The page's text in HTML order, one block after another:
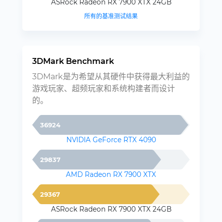
ASRock Radeon RX 7900 XTX 24GB
所有的基准测试结果
3DMark Benchmark
3DMark是为希望从其硬件中获得最大利益的
游戏玩家、超频玩家和系统构建者而设计
的。
36924
NVIDIA GeForce RTX 4090
29837
AMD Radeon RX 7900 XTX
29367
ASRock Radeon RX 7900 XTX 24GB